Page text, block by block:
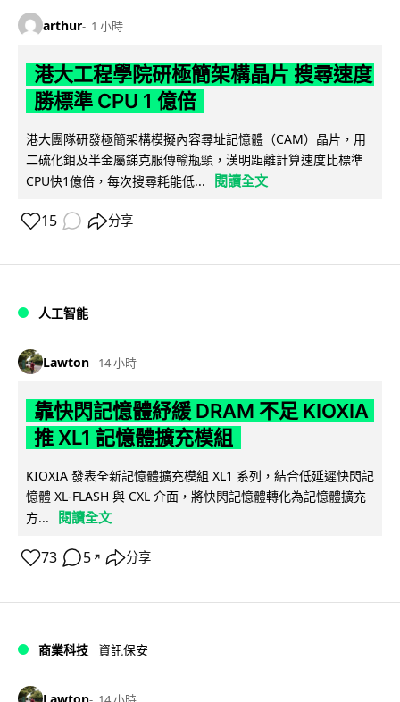
arthur 1 小時
港大工程學院研極簡架構晶片 搜尋速度
勝標準 CPU 1 億倍
港大團隊研發極簡架構模擬內容尋址記憶體（CAM）晶片，用
二硫化鉬及半金屬銻克服傳輸瓶頸，漢明距離計算速度比標準
CPU快1億倍，每次搜尋耗能低...
閱讀全文
15 分享
人工智能
Lawton 14 小時
靠快閃記憶體紓緩 DRAM 不足 KIOXIA
推 XL1 記憶體擴充模組
KIOXIA 發表全新記憶體擴充模組 XL1 系列，結合低延遲快閃記
憶體 XL-FLASH 與 CXL 介面，將快閃記憶體轉化為記憶體擴充
方...
閱讀全文
73 5 ↗ 分享
商業科技 資訊保安